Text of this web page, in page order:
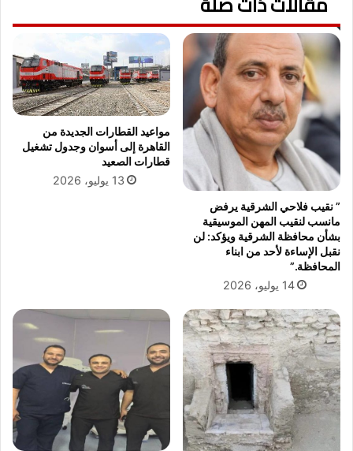
ا
ل
ا
ت
ا
ل
م
خ
ا
ف
ا
ت
ب
ي
ا
ا
ل
ق
م
ح
ل
خ
ا
ص
ع
و
م
س
ا
ل
ي
م
ن
ا
ل
د
و
م
” نقيب فلاحي الشرقية يرفض
مانسب لنقيب المهن الموسيقية
بشأن محافظة الشرقية ويؤكد: لن
نقبل الإساءة لأحد من ابناء
المحافظة.”
14 يوليو، 2026
مواعيد القطارات الجديدة من
القاهرة إلى أسوان وجدول تشغيل
قطارات الصعيد
13 يوليو، 2026